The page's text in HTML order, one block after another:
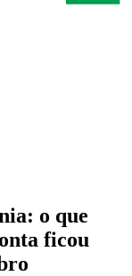
o que
ficou